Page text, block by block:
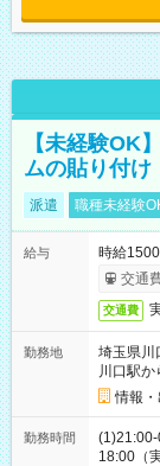
【未経験OK
ムの貼り付け
派遣 職種未経験
給与
時給
交通
交通費
勤務地
埼玉県川
川口駅
情報
勤務時間
18:00（